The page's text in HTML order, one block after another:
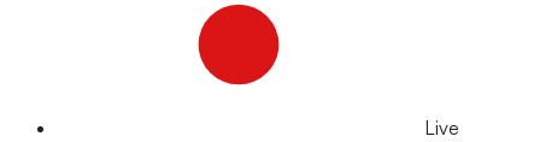
Live